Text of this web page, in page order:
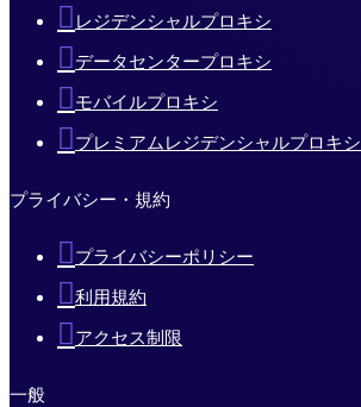
レジデンシャルプロキシ
データセンタープロキシ
モバイルプロキシ
プレミアムレジデンシャルプロキシ
プライバシー・規約
プライバシーポリシー
利用規約
アクセス制限
一般